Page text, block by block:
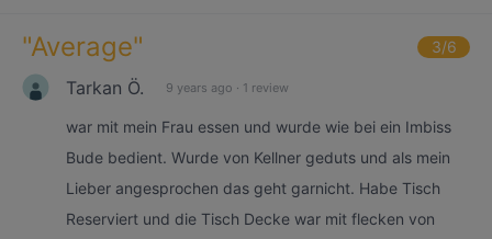
"Average" 3/6
Tarkan Ö. 9 years ago · 1 review
war mit mein Frau essen und wurde wie bei ein Imbiss
Bude bedient. Wurde von Kellner geduts und als mein
Lieber angesprochen das geht garnicht. Habe Tisch
Reserviert und die Tisch Decke war mit flecken von